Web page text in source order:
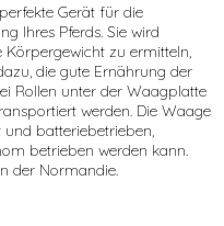
Gerät für die
Ihres Pferds. Sie wird
zu ermitteln,
die gute Ernährung der
Rollen unter der Waagplatte
werden. Die Waage
und batteriebetrieben,
betrieben werden kann.
der Normandie.